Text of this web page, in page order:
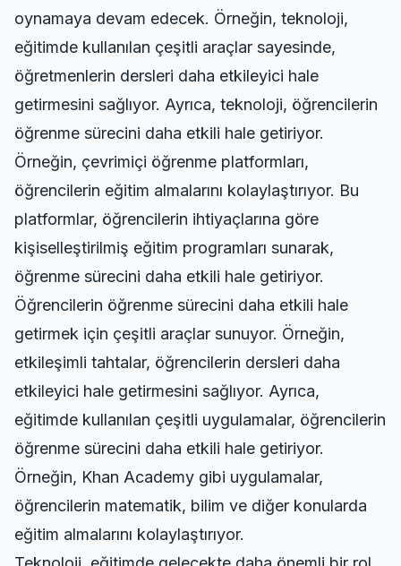
oynamaya devam edecek. Örneğin, teknoloji,
eğitimde kullanılan çeşitli araçlar sayesinde,
öğretmenlerin dersleri daha etkileyici hale
getirmesini sağlıyor. Ayrıca, teknoloji, öğrencilerin
öğrenme sürecini daha etkili hale getiriyor.
Örneğin, çevrimiçi öğrenme platformları,
öğrencilerin eğitim almalarını kolaylaştırıyor. Bu
platformlar, öğrencilerin ihtiyaçlarına göre
kişiselleştirilmiş eğitim programları sunarak,
öğrenme sürecini daha etkili hale getiriyor.
Öğrencilerin öğrenme sürecini daha etkili hale
getirmek için çeşitli araçlar sunuyor. Örneğin,
etkileşimli tahtalar, öğrencilerin dersleri daha
etkileyici hale getirmesini sağlıyor. Ayrıca,
eğitimde kullanılan çeşitli uygulamalar, öğrencilerin
öğrenme sürecini daha etkili hale getiriyor.
Örneğin, Khan Academy gibi uygulamalar,
öğrencilerin matematik, bilim ve diğer konularda
eğitim almalarını kolaylaştırıyor.